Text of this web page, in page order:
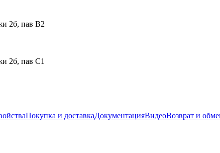
2б, пав В2
2б, пав С1
Покупка и доставкаДокументацияВидеоВозврат и